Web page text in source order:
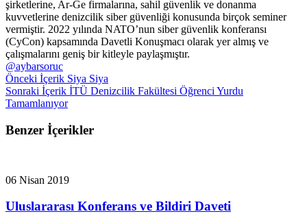
şirketlerine, Ar-Ge firmalarına, sahil güvenlik ve donanma
kuvvetlerine denizcilik siber güvenliği konusunda birçok seminer
vermiştir. 2022 yılında NATO’nun siber güvenlik konferansı
(CyCon) kapsamında Davetli Konuşmacı olarak yer almış ve
çalışmalarını geniş bir kitleyle paylaşmıştır.
@aybarsoruc
Önceki İçerik Siya Siya
Sonraki İçerik İTÜ Denizcilik Fakültesi Öğrenci Yurdu
Tamamlanıyor
Benzer İçerikler
06 Nisan 2019
Uluslararası Konferans ve Bildiri Daveti